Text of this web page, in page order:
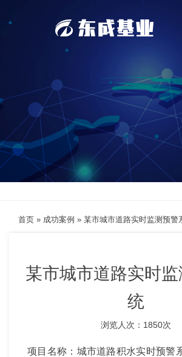
首页 » 成功案例 » 某市城市道路实时监测预警
某市城市道路实时
统
浏览人次：1850次
项目名称：城市道路积水实时预警